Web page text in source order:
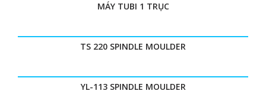
MÁY TUBI 1 TRỤC
TS 220 SPINDLE MOULDER
YL-113 SPINDLE MOULDER